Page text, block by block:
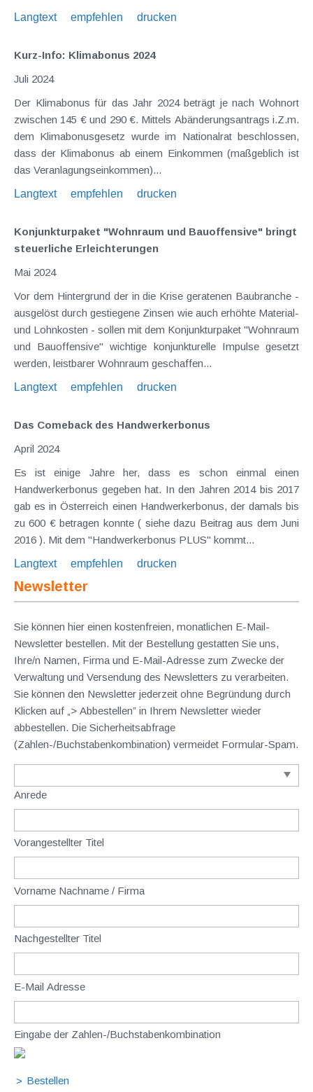
Langtext
empfehlen drucken
Kurz-Info: Klimabonus 2024
Juli 2024
Der Klimabonus für das Jahr 2024 beträgt je nach Wohnort
zwischen 145 € und 290 €. Mittels Abänderungsantrags i.Z.m.
dem Klimabonusgesetz wurde im Nationalrat beschlossen,
dass der Klimabonus ab einem Einkommen (maßgeblich ist
das Veranlagungseinkommen)...
Langtext
empfehlen drucken
Konjunkturpaket "Wohnraum und Bauoffensive" bringt
steuerliche Erleichterungen
Mai 2024
Vor dem Hintergrund der in die Krise geratenen Baubranche -
ausgelöst durch gestiegene Zinsen wie auch erhöhte Material-
und Lohnkosten - sollen mit dem Konjunkturpaket "Wohnraum
und Bauoffensive" wichtige konjunkturelle Impulse gesetzt
werden, leistbarer Wohnraum geschaffen...
Langtext
empfehlen drucken
Das Comeback des Handwerkerbonus
April 2024
Es ist einige Jahre her, dass es schon einmal einen
Handwerkerbonus gegeben hat. In den Jahren 2014 bis 2017
gab es in Österreich einen Handwerkerbonus, der damals bis
zu 600 € betragen konnte ( siehe dazu Beitrag aus dem Juni
2016 ). Mit dem "Handwerkerbonus PLUS" kommt...
Langtext
empfehlen drucken
Newsletter
Sie können hier einen kostenfreien, monatlichen E-Mail-
Newsletter bestellen. Mit der Bestellung gestatten Sie uns,
Ihre/n Namen, Firma und E-Mail-Adresse zum Zwecke der
Verwaltung und Versendung des Newsletters zu verarbeiten.
Sie können den Newsletter jederzeit ohne Begründung durch
Klicken auf „> Abbestellen” in Ihrem Newsletter wieder
abbestellen. Die Sicherheitsabfrage
(Zahlen-/Buchstabenkombination) vermeidet Formular-Spam.
Anrede
Vorangestellter Titel
Vorname Nachname / Firma
Nachgestellter Titel
E-Mail Adresse
Eingabe der Zahlen-/Buchstabenkombination